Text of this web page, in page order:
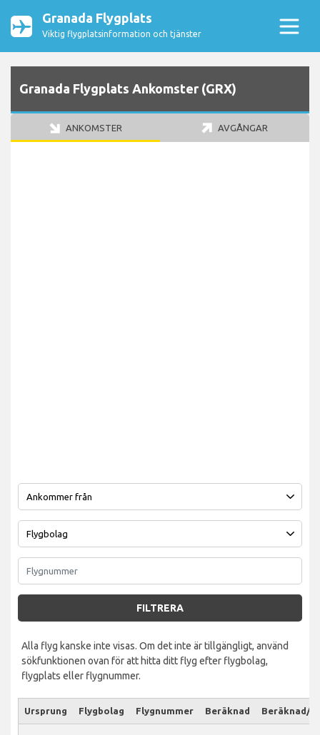
Granada Flygplats
Viktig flygplatsinformation och tjänster
Granada Flygplats Ankomster (GRX)
ANKOMSTER AVGÅNGAR
FILTRERA
Alla flyg kanske inte visas. Om det inte är tillgängligt, använd
sökfunktionen ovan för att hitta ditt flyg efter flygbolag,
flygplats eller flygnummer.
Ursprung Flygbolag Flygnummer Beräknad Beräknad/